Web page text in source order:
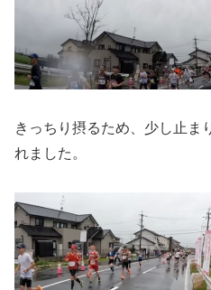
きっちり摂るため、少し止ま
れました。